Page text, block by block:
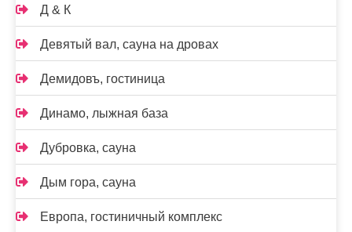
Д & К
Девятый вал, сауна на дровах
Демидовъ, гостиница
Динамо, лыжная база
Дубровка, сауна
Дым гора, сауна
Европа, гостиничный комплекс